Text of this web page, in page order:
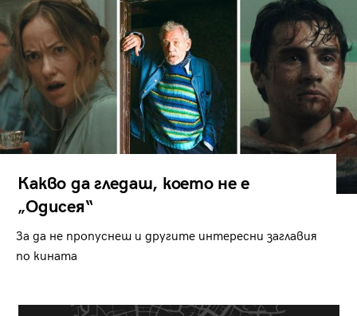
Какво да гледаш, което не е
„Одисея“
За да не пропуснеш и другите интересни заглавия
по кината